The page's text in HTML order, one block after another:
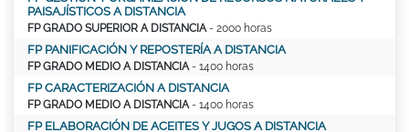
PAISAJÍSTICOS A DISTANCIA
FP GRADO SUPERIOR A DISTANCIA - 2000 horas
FP PANIFICACIÓN Y REPOSTERÍA A DISTANCIA
FP GRADO MEDIO A DISTANCIA - 1400 horas
FP CARACTERIZACIÓN A DISTANCIA
FP GRADO MEDIO A DISTANCIA - 1400 horas
FP ELABORACIÓN DE ACEITES Y JUGOS A DISTANCIA